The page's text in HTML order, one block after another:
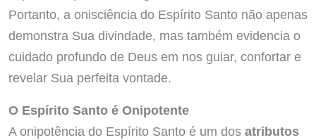
Portanto, a onisciência do Espírito Santo não apenas
demonstra Sua divindade, mas também evidencia o
cuidado profundo de Deus em nos guiar, confortar e
revelar Sua perfeita vontade.
O Espírito Santo é Onipotente
A onipotência do Espírito Santo é um dos atributos